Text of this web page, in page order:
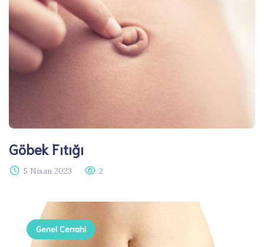
Göbek Fıtığı​
5 Nisan 2023 2
Genel Cerrahi